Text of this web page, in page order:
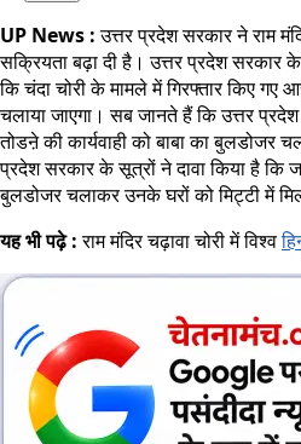
UP News :उत्तर प्रदेश सरकार ने राम
सक्रियता बढ़ा दी है। उत्तर प्रदेश सरकार
कि चंदा चोरी के मामले में गिरफ्तार किए गए
चलाया जाएगा। सब जानते हैं कि उत्तर
तोडऩे की कार्यवाही को बाबा का बुलडोजर
प्रदेश सरकार के सूत्रों ने दावा किया है कि
बुलडोजर चलाकर उनके घरों को मिट्टी में
यह भी पढ़े :राम मंदिर चढ़ावा चोरी में विश्व